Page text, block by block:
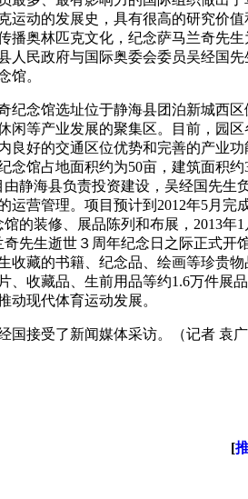
运动的发展史，具有很高的研究价
播奥林匹克文化，纪念萨马兰奇先
人民政府与国际奥委会委员吴经国
馆。
念馆选址位于静海县团泊新城西区
闲等产业发展的聚集区。目前，园
良好的交通区位优势和完善的产业
念馆占地面积约为50亩，建筑面积
由静海县负责投资建设，吴经国先生
运营管理。项目预计到2012年5月完
馆的装修、展品陈列和布展，2013年
奇先生逝世３周年纪念日之际正式开
收藏的书籍、纪念品、绘画等珍贵
、收藏品、生前用品等约1.6万件展
动现代体育运动发展。
接受了新闻媒体采访。（记者 袁
[